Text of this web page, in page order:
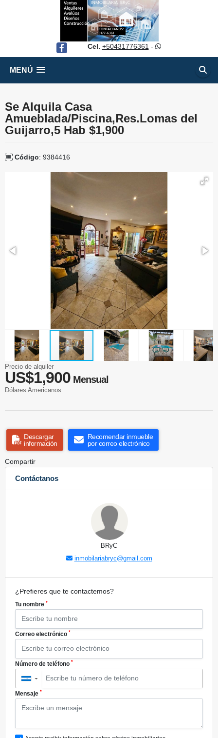
Facebook Cel. +50431776361 -
MENÚ
Se Alquila Casa
Amueblada/Piscina,Res.Lomas del
Guijarro,5 Hab $1,900
Código: 9384416
Precio de alquiler
US$1,900 Mensual
Dólares Americanos
Descargar
información
Recomendar inmueble
por correo electrónico
Compartir
Contáctanos
BRyC
inmobilariabryc@gmail.com
¿Prefieres que te contactemos?
Tu nombre *
Correo electrónico *
Número de teléfono *
▼
Mensaje *